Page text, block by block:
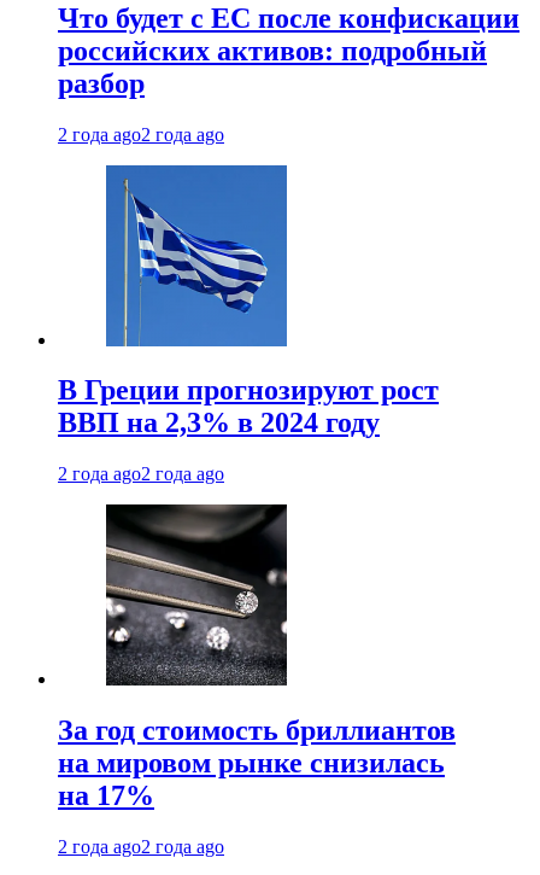
Что будет с ЕС после конфискации
российских активов: подробный
разбор
2 года ago2 года ago
В Греции прогнозируют рост
ВВП на 2,3% в 2024 году
2 года ago2 года ago
За год стоимость бриллиантов
на мировом рынке снизилась
на 17%
2 года ago2 года ago